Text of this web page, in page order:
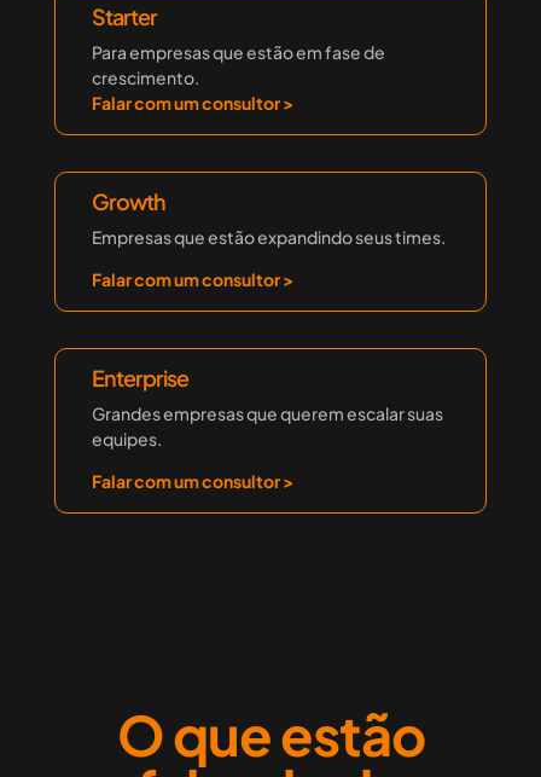
Starter
Para empresas que estão em fase de
crescimento.
Falar com um consultor >
Growth
Empresas que estão expandindo seus times.
Falar com um consultor >
Enterprise
Grandes empresas que querem escalar suas
equipes.
Falar com um consultor >
O que estão